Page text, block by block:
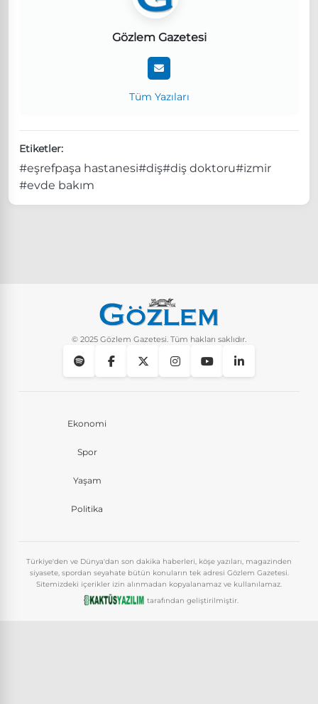
Gözlem Gazetesi
Tüm Yazıları
Etiketler:
#eşrefpaşa hastanesi#diş#diş doktoru#izmir
#evde bakım
© 2025 Gözlem Gazetesi. Tüm hakları saklıdır.
Ekonomi
Spor
Yaşam
Politika
Türkiye'den ve Dünya'dan son dakika haberleri, köşe yazıları, magazinden
siyasete, spordan seyahate bütün konuların tek adresi Gözlem Gazetesi.
Sitemizdeki içerikler izin alınmadan kopyalanamaz ve kullanılamaz.
tarafından geliştirilmiştir.